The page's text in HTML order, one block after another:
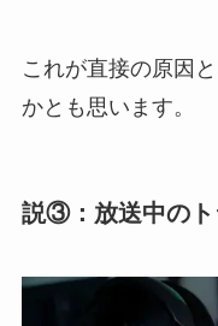
これが直接の原因
かとも思います。
説③：放送中のト